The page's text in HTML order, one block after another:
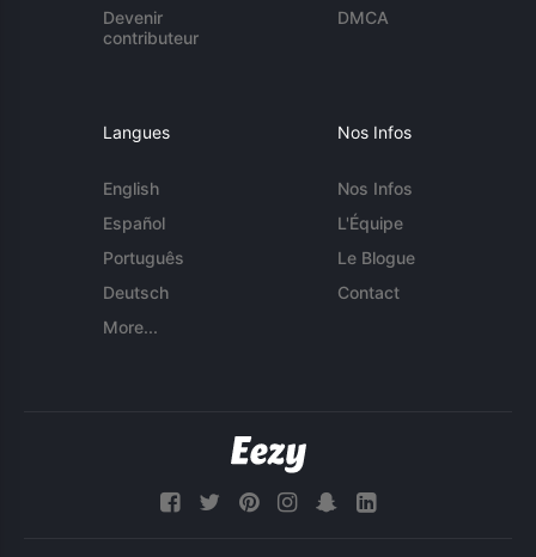
Devenir
contributeur
DMCA
Langues
English
Español
Português
Deutsch
More...
Nos Infos
Nos Infos
L'Équipe
Le Blogue
Contact